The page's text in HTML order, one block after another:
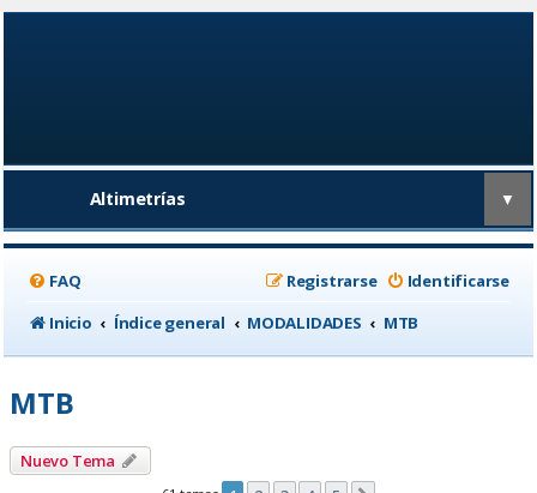
Altimetrías ▼
FAQ Identificarse
Registrarse
Inicio
Índice general MODALIDADES MTB
MTB
Nuevo Tema